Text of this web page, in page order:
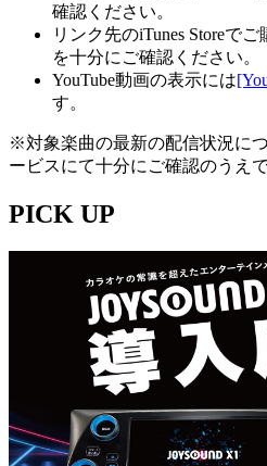
確認ください。
リンク先のiTunes Storeで
を十分にご確認ください。
YouTube動画の表示には
す。
※対象楽曲の最新の配信状況に
ービスにて十分にご確認のうえ
PICK UP